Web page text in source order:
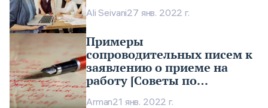
Ali Seivani27 янв. 2022 г.
Примеры
сопроводительных писем к
заявлению о приеме на
работу [Советы по
Arman21 янв. 2022 г.